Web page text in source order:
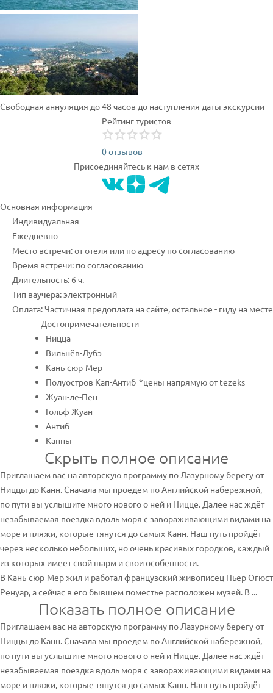
Свободная аннуляция до 48 часов до наступления даты экскурсии
Рейтинг туристов
0 отзывов
Присоединяйтесь к нам в сетях
Основная информация
Индивидуальная
Ежедневно
Место встречи: от отеля или по адресу по согласованию
Время встречи: по согласованию
Длительность: 6 ч.
Тип ваучера: электронный
Оплата: Частичная предоплата на сайте, остальное - гиду на месте
Достопримечательности
Ницца
Вильнёв-Лубэ
Кань-сюр-Мер
Полуостров Кап-Антиб
Жуан-ле-Пен
Гольф-Жуан
Антиб
Канны
*цены напрямую от tezeks
Скрыть полное описание
Приглашаем вас на авторскую программу по Лазурному берегу от
Ниццы до Канн. Сначала мы проедем по Английской набережной,
по пути вы услышите много нового о ней и Ницце. Далее нас ждёт
незабываемая поездка вдоль моря с завораживающими видами на
море и пляжи, которые тянутся до самых Канн. Наш путь пройдёт
через несколько небольших, но очень красивых городков, каждый
из которых имеет свой шарм и свои особенности.
В Кань-сюр-Мер жил и работал французский живописец Пьер Огюст
Ренуар, а сейчас в его бывшем поместье расположен музей. В ...
Показать полное описание
Приглашаем вас на авторскую программу по Лазурному берегу от
Ниццы до Канн. Сначала мы проедем по Английской набережной,
по пути вы услышите много нового о ней и Ницце. Далее нас ждёт
незабываемая поездка вдоль моря с завораживающими видами на
море и пляжи, которые тянутся до самых Канн. Наш путь пройдёт